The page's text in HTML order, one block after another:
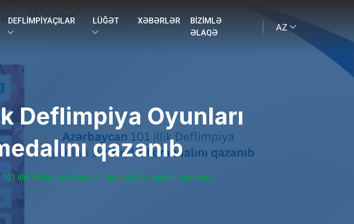
DEFLIMPIYAÇILAR LÜĞƏT XƏBƏRLƏR
BIZIMLƏ
ƏLAQƏ
AZ
Deflimpiya Oyunları
qazanıb
illik Deflimpiya Oyunları tarixində ilk medalını qazanıb